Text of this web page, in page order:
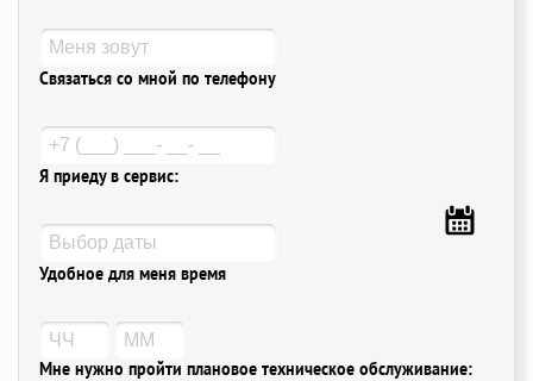
Связаться со мной по телефону
Я приеду в сервис:
Удобное для меня время
Мне нужно пройти плановое техническое обслуживание: